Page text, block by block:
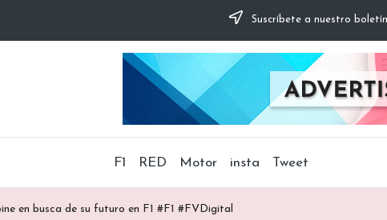
Suscríbete a nuestro
F1 RED Motor insta Tweet
en busca de su futuro en F1 #F1 #FVDigital